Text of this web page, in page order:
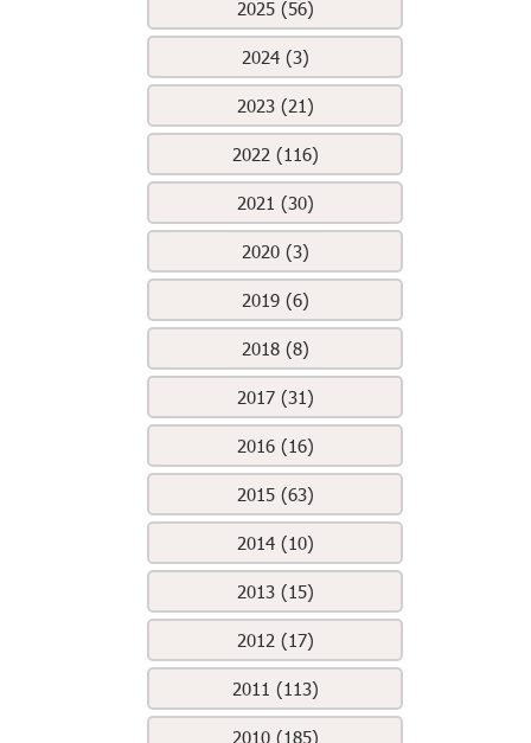
2025 (56)
2024 (3)
2023 (21)
2022 (116)
2021 (30)
2020 (3)
2019 (6)
2018 (8)
2017 (31)
2016 (16)
2015 (63)
2014 (10)
2013 (15)
2012 (17)
2011 (113)
2010 (185)